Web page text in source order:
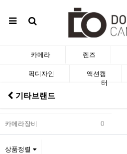
카메라 렌즈
픽디자인 액션캠
터
기타브랜드
카메라장비 0
상품정렬